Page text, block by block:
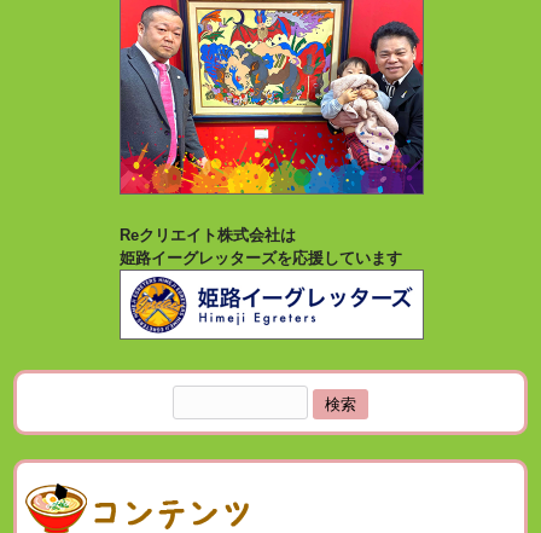
Reクリエイト株式会社は
姫路イーグレッターズを応援しています
索: